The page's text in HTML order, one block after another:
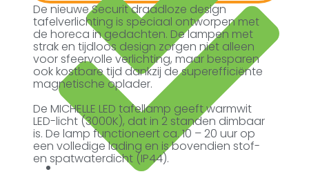
De nieuwe Securit draadloze design
tafelverlichting is speciaal ontworpen met
de horeca in gedachten. De lampen met
strak en tijdloos design zorgen niet alleen
voor sfeervolle verlichting, maar besparen
ook kostbare tijd dankzij de superefficiënte
magnetische oplader.
De MICHELLE LED tafellamp geeft warmwit
LED-licht (3000K), dat in 2 standen dimbaar
is. De lamp functioneert ca. 10 – 20 uur op
een volledige lading en is bovendien stof-
en spatwaterdicht (IP44).